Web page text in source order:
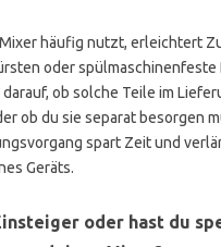
häufig nutzt, erleichtert
oder spülmaschinenfeste
ob solche Teile im
ob du sie separat besorgen
spart Zeit und
Geräts.
oder hast du